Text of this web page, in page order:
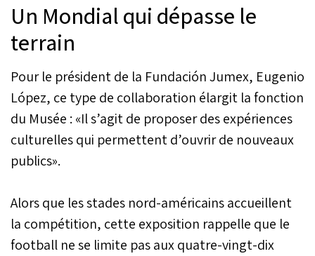
Un Mondial qui dépasse le
terrain
Pour le président de la Fundación Jumex, Eugenio
López, ce type de collaboration élargit la fonction
du Musée : «Il s’agit de proposer des expériences
culturelles qui permettent d’ouvrir de nouveaux
publics».
Alors que les stades nord-américains accueillent
la compétition, cette exposition rappelle que le
football ne se limite pas aux quatre-vingt-dix